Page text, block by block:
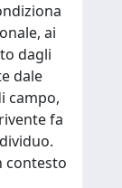
ai
dagli
dale
campo,
fa
contesto